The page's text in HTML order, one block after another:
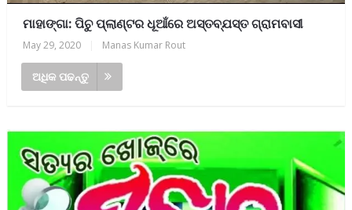
ମାହାଙ୍ଗା: ପିଚୁ ପ୍ଲାଣ୍ଟର ଧୂଆଁରେ ଅସ୍ତବ୍ଯସ୍ତ ଗ୍ରାମବାସୀ
May 29, 2020 Manas Kumar Rout
ଅଧିକ ପଢନ୍ତୁ